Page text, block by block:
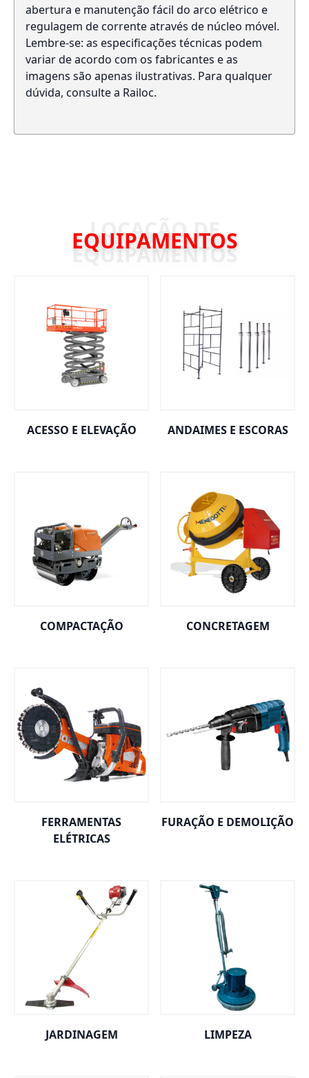
abertura e manutenção fácil do arco elétrico e
regulagem de corrente através de núcleo móvel.
Lembre-se: as especificações técnicas podem
variar de acordo com os fabricantes e as
imagens são apenas ilustrativas. Para qualquer
dúvida, consulte a Railoc.
EQUIPAMENTOS
ACESSO E ELEVAÇÃO ANDAIMES E ESCORAS
COMPACTAÇÃO CONCRETAGEM
FERRAMENTAS
ELÉTRICAS
FURAÇÃO E DEMOLIÇÃO
JARDINAGEM LIMPEZA